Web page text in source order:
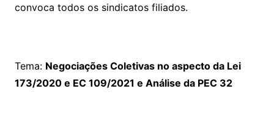
convoca todos os sindicatos filiados.
Tema: Negociações Coletivas no aspecto da Lei
173/2020 e EC 109/2021 e Análise da PEC 32